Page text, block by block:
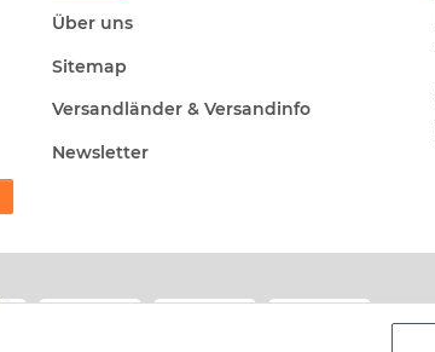
Über uns
Sitemap
Versandländer & Versandinfo
Newsletter